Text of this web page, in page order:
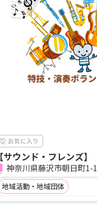
【サウンド・フレンズ】
神奈川県藤沢市朝日町1-1
地域活動・地域団体